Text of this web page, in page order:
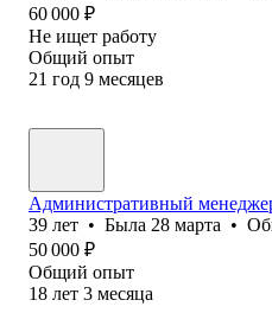
60 000 ₽
Не ищет работу
Общий опыт
21 год 9 месяцев
Административный
39 лет • Была 28 марта •
50 000 ₽
Общий опыт
18 лет 3 месяца